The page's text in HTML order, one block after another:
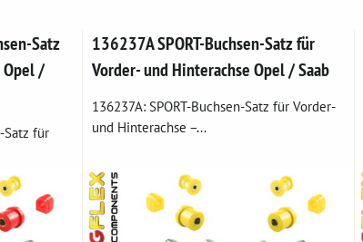
Satz
Opel /
Satz für
136237A SPORT-Buchsen-Satz für
Vorder- und Hinterachse Opel / Saab
136237A: SPORT-Buchsen-Satz für Vorder-
und Hinterachse –...